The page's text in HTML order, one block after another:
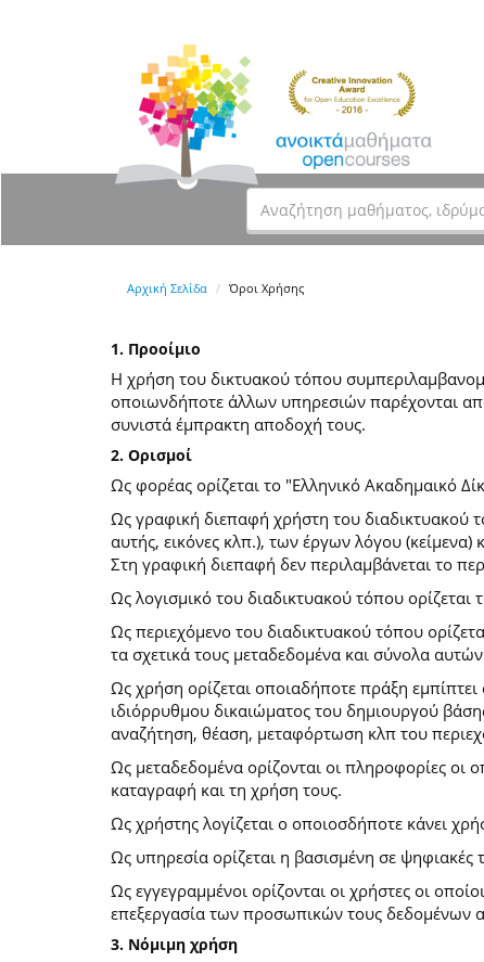
Αρχική Σελίδα Όροι Χρήσης
1. Προοίμιο
Η χρήση του δικτυακού τόπου
οποιωνδήποτε άλλων υπηρεσιών παρέχονται
συνιστά έμπρακτη αποδοχή τους.
2. Ορισμοί
Ως φορέας ορίζεται το "Ελληνικό Ακαδημαικό
Ως γραφική διεπαφή χρήστη του διαδικτυακού
αυτής, εικόνες κλπ.), των έργων λόγου
Στη γραφική διεπαφή δεν περιλαμβάνεται το
Ως λογισμικό του διαδικτυακού τόπου
Ως περιεχόμενο του διαδικτυακού τόπου
τα σχετικά τους μεταδεδομένα και σύνολα
Ως χρήση ορίζεται οποιαδήποτε πράξη
ιδιόρρυθμου δικαιώματος του δημιουργού
αναζήτηση, θέαση, μεταφόρτωση κλπ του
Ως μεταδεδομένα ορίζονται οι πληροφορίες οι
καταγραφή και τη χρήση τους.
Ως χρήστης λογίζεται ο οποιοσδήποτε κάνει
Ως υπηρεσία ορίζεται η βασισμένη σε ψηφιακές
Ως εγγεγραμμένοι ορίζονται οι χρήστες οι
επεξεργασία των προσωπικών τους δεδομένων
3. Νόμιμη χρήση